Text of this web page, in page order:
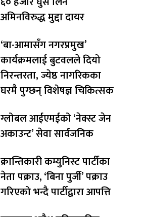
अमिनविरुद्ध मुद्दा दायर
‘बा-आमासँग नगरप्रमुख’
कार्यक्रमलाई बुटवलले दियो
निरन्तरता, ज्येष्ठ नागरिकका
घरमै पुग्छन् विशेषज्ञ चिकित्सक
ग्लोबल आईएमईको ‘नेक्स्ट जेन
अकाउन्ट’ सेवा सार्वजनिक
क्रान्तिकारी कम्युनिस्ट पार्टीका
नेता पक्राउ, ‘बिना पुर्जी’ पक्राउ
गरिएको भन्दै पार्टीद्वारा आपत्ति